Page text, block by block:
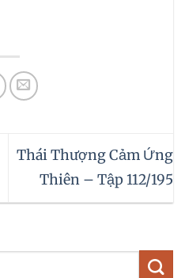
Thái Thượng Cảm Ứng
Thiên – Tập 112/195